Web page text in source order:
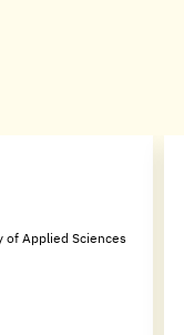
of Applied Sciences